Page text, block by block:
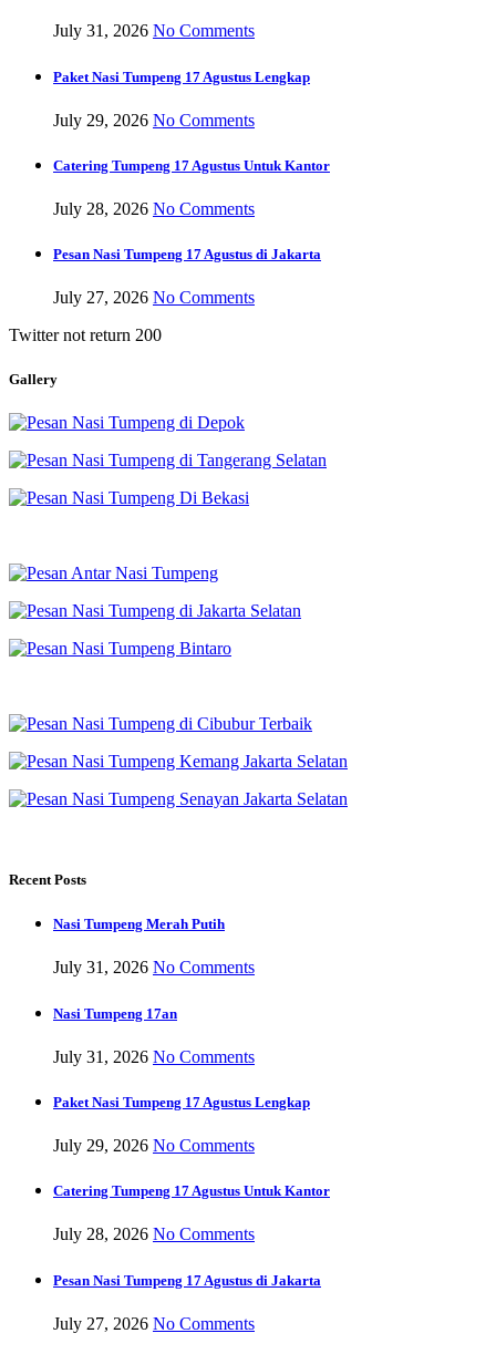
July 31, 2026 No Comments
Paket Nasi Tumpeng 17 Agustus Lengkap
July 29, 2026 No Comments
Catering Tumpeng 17 Agustus Untuk Kantor
July 28, 2026 No Comments
Pesan Nasi Tumpeng 17 Agustus di Jakarta
July 27, 2026 No Comments
Twitter not return 200
Gallery
Recent Posts
Nasi Tumpeng Merah Putih
July 31, 2026 No Comments
Nasi Tumpeng 17an
July 31, 2026 No Comments
Paket Nasi Tumpeng 17 Agustus Lengkap
July 29, 2026 No Comments
Catering Tumpeng 17 Agustus Untuk Kantor
July 28, 2026 No Comments
Pesan Nasi Tumpeng 17 Agustus di Jakarta
July 27, 2026 No Comments